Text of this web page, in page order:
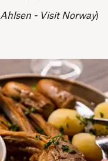
- Visit Norway)